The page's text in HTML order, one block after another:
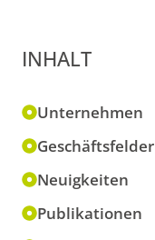
INHALT
Unternehmen
Geschäftsfelder
Neuigkeiten
Publikationen